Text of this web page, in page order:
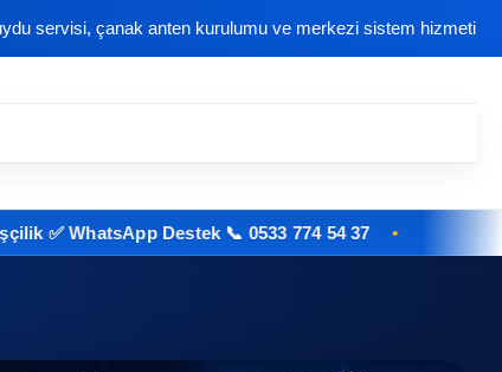
servisi, çanak anten kurulumu ve merkezi sistem hizmeti
Destek 📞 0533 774 54 37